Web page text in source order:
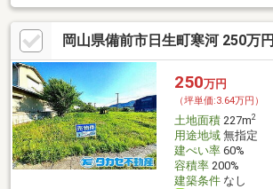
岡山県備前市日生町寒河 250万円
250万円
（坪単価:3.64万円）
土地面積227m2
用途地域無指定
建ぺい率60%
容積率200%
建築条件なし